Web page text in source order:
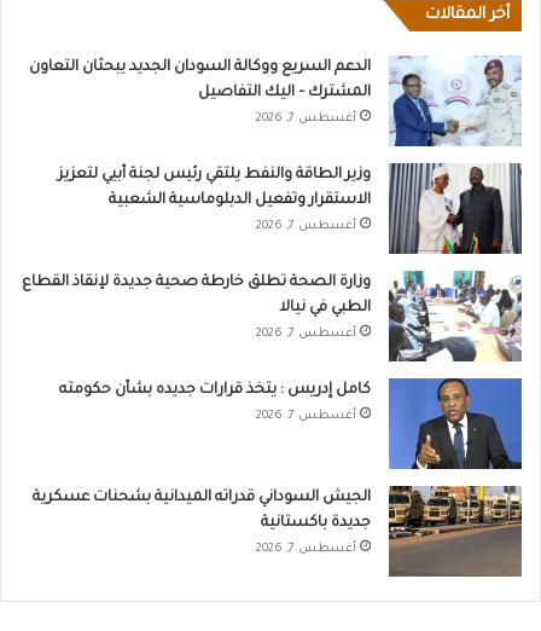
أخر المقالات
الدعم السريع ووكالة السودان الجديد يبحثان التعاون
المشترك – اليك التفاصيل
أغسطس 7, 2026
وزير الطاقة والنفط يلتقي رئيس لجنة أبيي لتعزيز
الاستقرار وتفعيل الدبلوماسية الشعبية
أغسطس 7, 2026
وزارة الصحة تطلق خارطة صحية جديدة لإنقاذ القطاع
الطبي في نيالا
أغسطس 7, 2026
كامل إدريس : يتخذ قرارات جديده بشأن حكومته
أغسطس 7, 2026
الجيش السوداني قدراته الميدانية بشحنات عسكرية
جديدة باكستانية
أغسطس 7, 2026